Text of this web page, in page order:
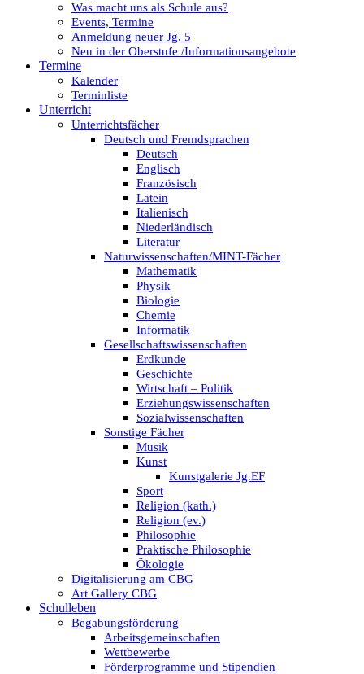
Was macht uns als Schule aus?
Events, Termine
Anmeldung neuer Jg. 5
Neu in der Oberstufe /Informationsangebote
Termine
Kalender
Terminliste
Unterricht
Unterrichtsfächer
Deutsch und Fremdsprachen
Deutsch
Englisch
Französisch
Latein
Italienisch
Niederländisch
Literatur
Naturwissenschaften/MINT-Fächer
Mathematik
Physik
Biologie
Chemie
Informatik
Gesellschaftswissenschaften
Erdkunde
Geschichte
Wirtschaft – Politik
Erziehungswissenschaften
Sozialwissenschaften
Sonstige Fächer
Musik
Kunst
Kunstgalerie Jg.EF
Sport
Religion (kath.)
Religion (ev.)
Philosophie
Praktische Philosophie
Ökologie
Digitalisierung am CBG
Art Gallery CBG
Schulleben
Begabungsförderung
Arbeitsgemeinschaften
Wettbewerbe
Förderprogramme und Stipendien